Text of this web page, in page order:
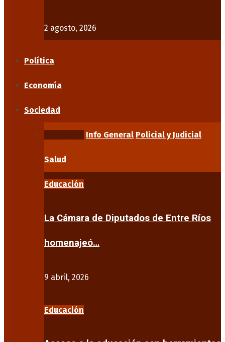
2 agosto, 2026
Política
Economía
Sociedad
Info General Policial y Judicial
Salud
Educación
La Cámara de Diputados de Entre Ríos
homenajeó…
9 abril, 2026
Educación